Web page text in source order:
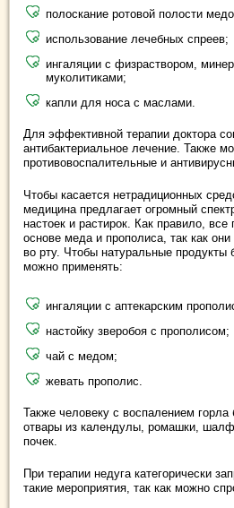
полоскание ротовой полости
использование лечебных спреев;
ингаляции с физраствором,
муколитиками;
капли для носа с маслами.
Для эффективной терапии доктора
антибактериальное лечение. Также
противовоспалительные и
Чтобы касается нетрадиционных
медицина предлагает огромный
настоек и растирок. Как правило,
основе меда и прополиса, так как
во рту. Чтобы натуральные
можно применять:
ингаляции с аптекарским
настойку зверобоя с прополисом;
чай с медом;
жевать прополис.
Также человеку с воспалением горла
отвары из календулы, ромашки,
почек.
При терапии недуга категорически
такие мероприятия, так как можно